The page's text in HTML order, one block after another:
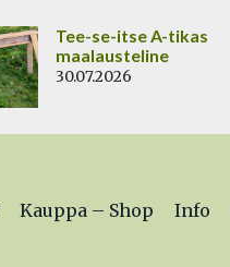
Tee-se-itse A-tikas
maalausteline
30.07.2026
Kauppa – Shop Info